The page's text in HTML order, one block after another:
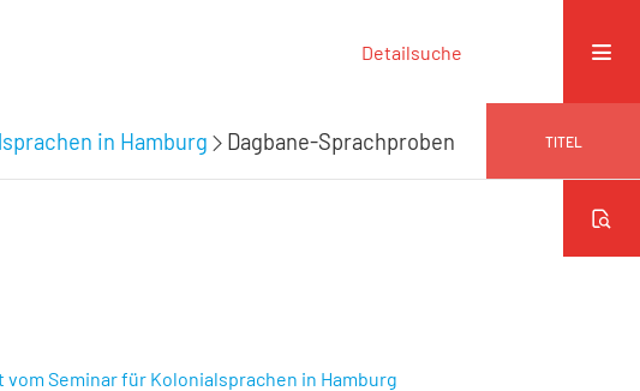
Detailsuche
in Hamburg Dagbane-Sprachproben TITEL
Seminar für Kolonialsprachen in Hamburg